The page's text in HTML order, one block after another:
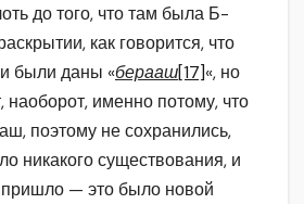
до того, что там была Б-
как говорится, что
были даны «берааш[17]«, но
именно потому, что
поэтому не сохранились,
никакого существования, и
пришло — это было новой